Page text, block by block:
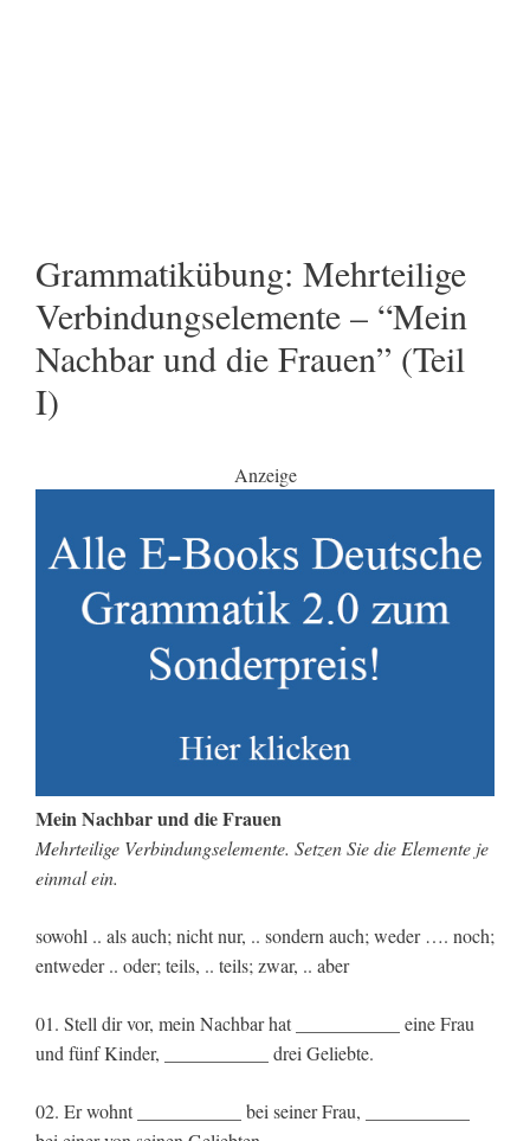
Grammatikübung: Mehrteilige
Verbindungselemente – “Mein
Nachbar und die Frauen” (Teil
I)
Anzeige
Mein Nachbar und die Frauen
Mehrteilige Verbindungselemente. Setzen Sie die Elemente je
einmal ein.
sowohl .. als auch; nicht nur, .. sondern auch; weder …. noch;
entweder .. oder; teils, .. teils; zwar, .. aber
01. Stell dir vor, mein Nachbar hat ___________ eine Frau
und fünf Kinder, ___________ drei Geliebte.
02. Er wohnt ___________ bei seiner Frau, ___________